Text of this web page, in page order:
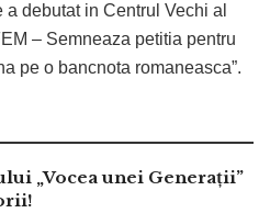
debutat in Centrul Vechi al
– Semneaza petitia pentru
pe o bancnota romaneasca”.
„Vocea unei Generații”